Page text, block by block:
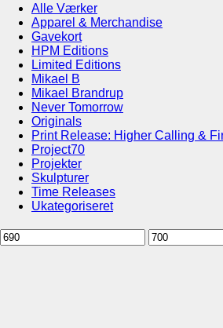
Alle Værker
Apparel & Merchandise
Gavekort
HPM Editions
Limited Editions
Mikael B
Mikael Brandrup
Never Tomorrow
Originals
Print Release: Higher Calling &
Project70
Projekter
Skulpturer
Time Releases
Ukategoriseret
Mindste
pris
Højeste
pris